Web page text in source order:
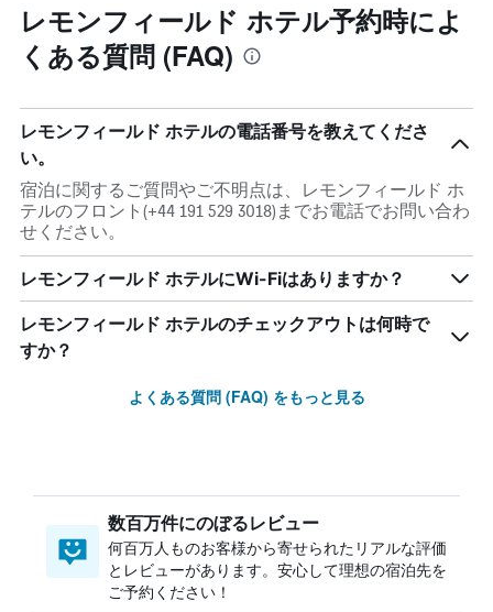
レモンフィールド ホテル予約時によ
くある質問 (FAQ)
レモンフィールド ホテルの電話番号を教えてくださ
い。
宿泊に関するご質問やご不明点は、レモンフィールド ホ
テルのフロント(+44 191 529 3018)までお電話でお問い合わ
せください。
レモンフィールド ホテルにWi-Fiはありますか？
レモンフィールド ホテルのチェックアウトは何時で
すか？
よくある質問 (FAQ) をもっと見る
数百万件にのぼるレビュー
何百万人ものお客様から寄せられたリアルな評価
とレビューがあります。安心して理想の宿泊先を
ご予約ください！